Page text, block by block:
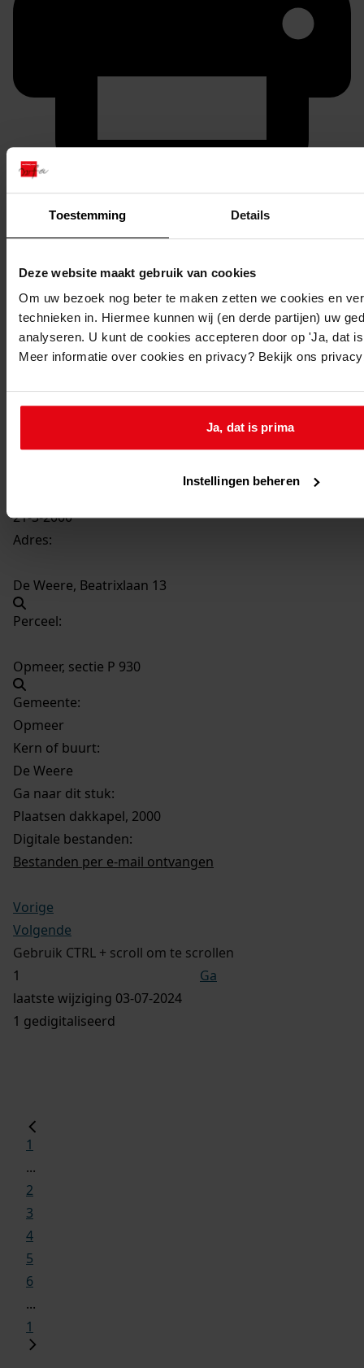
Toestemming Details
Deze website maakt gebruik van cookies
Om uw bezoek nog beter te maken zetten we cookies en
technieken in. Hiermee kunnen wij (en derde partijen) uw
analyseren. U kunt de cookies accepteren door op 'Ja, dat
Meer informatie over cookies en privacy? Bekijk ons
Ja, dat is prima
Instellingen beheren
Printen
duurzaam webadres
Inventaris
1. Eerste 1000
Datering:
Beschrijving:
21-3-2000
Adres:
De Weere, Beatrixlaan 13
Perceel:
Opmeer, sectie P 930
Gemeente:
Opmeer
Kern of buurt:
De Weere
Ga naar dit stuk:
Plaatsen dakkapel, 2000
Digitale bestanden:
Bestanden per e-mail ontvangen
Vorige
Volgende
Gebruik CTRL + scroll om te scrollen
Ga
laatste wijziging 03-07-2024
1 gedigitaliseerd
1
...
2
3
4
5
6
...
1